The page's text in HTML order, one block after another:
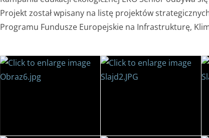
Projekt został wpisany na listę projektów
Programu Fundusze Europejskie na Infrastrukturę,